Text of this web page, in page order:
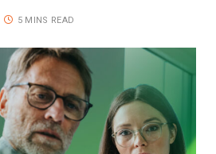
5 MINS READ